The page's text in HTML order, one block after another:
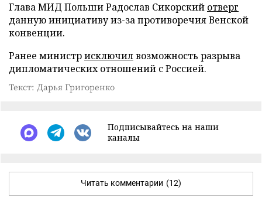
Глава МИД Польши Радослав Сикорский отверг
данную инициативу из-за противоречия Венской
конвенции.
Ранее министрисключилвозможность разрыва
дипломатических отношений с Россией.
Текст: Дарья Григоренко
Подписывайтесь на наши
каналы
Читать комментарии (12)